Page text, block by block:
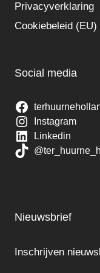
Privacyverklaring
Cookiebeleid (EU)
Social media
Instagram
Linkedin
Nieuwsbrief
Inschrijven